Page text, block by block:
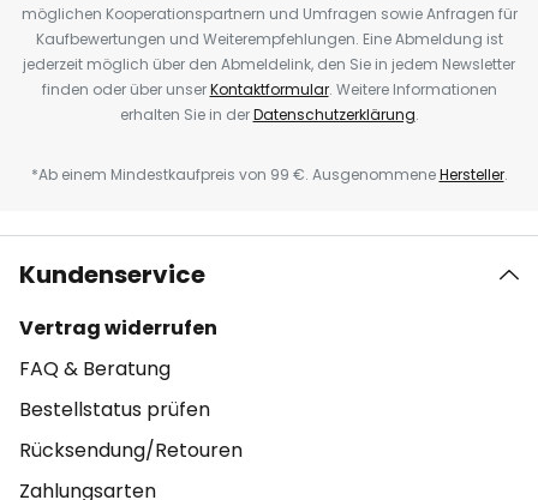
möglichen Kooperationspartnern und Umfragen sowie Anfragen für
Kaufbewertungen und Weiterempfehlungen. Eine Abmeldung ist
jederzeit möglich über den Abmeldelink, den Sie in jedem Newsletter
finden oder über unserKontaktformular. Weitere Informationen
erhalten Sie in derDatenschutzerklärung.
*Ab einem Mindestkaufpreis von 99 €. AusgenommeneHersteller.
Kundenservice
Vertrag widerrufen
FAQ & Beratung
Bestellstatus prüfen
Rücksendung/Retouren
Zahlungsarten